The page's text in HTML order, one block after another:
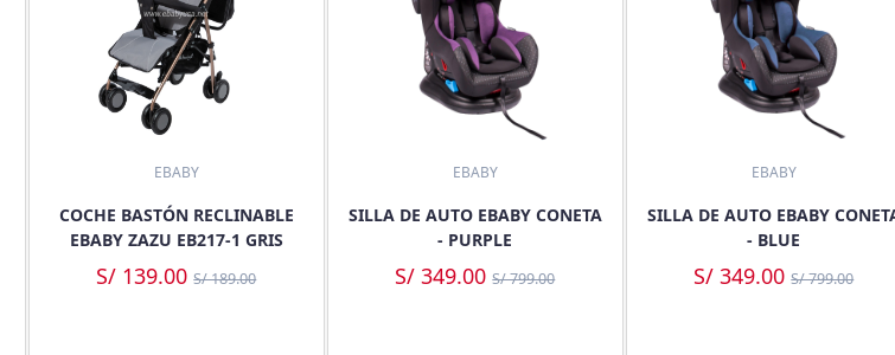
EBABY
COCHE BASTÓN RECLINABLE
EBABY ZAZU EB217-1 GRIS
S/ 139.00S/ 189.00
EBABY
SILLA DE AUTO EBABY CONETA
- PURPLE
S/ 349.00S/ 799.00
EBABY
SILLA DE AUTO EBABY
- BLUE
S/ 349.00S/ 799.00